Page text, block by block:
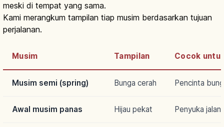
meski di tempat yang sama.
Kami merangkum tampilan tiap musim berdasarkan tujuan
perjalanan.
Musim Tampilan Cocok
Musim semi (spring) Bunga cerah Pencinta
Awal musim panas Hijau pekat Penyuka